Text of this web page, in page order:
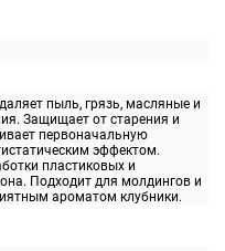
пыль, грязь, масляные и
Защищает от старения и
первоначальную
эффектом.
пластиковых и
Подходит для молдингов и
ароматом клубники.